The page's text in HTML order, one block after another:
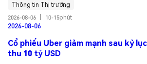
Thông tin Thị trường
2026-08-06
10-15phút
2026-08-06
Cổ phiếu Uber giảm mạnh sau kỷ
thu 10 tỷ USD